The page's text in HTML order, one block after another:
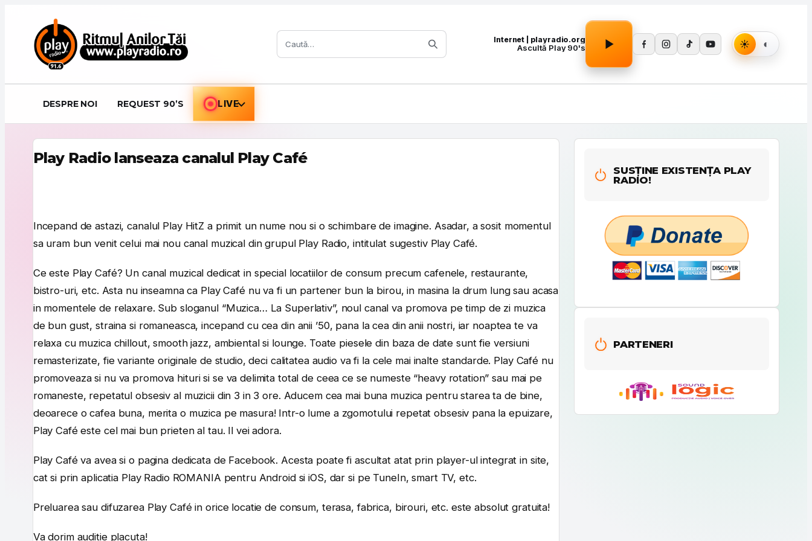
Caută: Internet | playradio.org
Ascultă Play 90's
Apasă Play pentru a porni redarea.
DESPRE NOI REQUEST 90’S LIVE
Play Radio lanseaza canalul Play Café
Incepand de astazi, canalul Play HitZ a primit un nume nou si o schimbare de imagine. Asadar, a sosit momentul
sa uram bun venit celui mai nou canal muzical din grupul Play Radio, intitulat sugestiv Play Café.
Ce este Play Café? Un canal muzical dedicat in special locatiilor de consum precum cafenele, restaurante,
bistro-uri, etc. Asta nu inseamna ca Play Café nu va fi un partener bun la birou, in masina la drum lung sau acasa
in momentele de relaxare. Sub sloganul “Muzica… La Superlativ”, noul canal va promova pe timp de zi muzica
de bun gust, straina si romaneasca, incepand cu cea din anii ’50, pana la cea din anii nostri, iar noaptea te va
relaxa cu muzica chillout, smooth jazz, ambiental si lounge. Toate piesele din baza de date sunt fie versiuni
remasterizate, fie variante originale de studio, deci calitatea audio va fi la cele mai inalte standarde. Play Café nu
promoveaza si nu va promova hituri si se va delimita total de ceea ce se numeste “heavy rotation” sau mai pe
romaneste, repetatul obsesiv al muzicii din 3 in 3 ore. Aducem cea mai buna muzica pentru starea ta de bine,
deoarece o cafea buna, merita o muzica pe masura! Intr-o lume a zgomotului repetat obsesiv pana la epuizare,
Play Café este cel mai bun prieten al tau. Il vei adora.
Play Café va avea si o pagina dedicata de Facebook. Acesta poate fi ascultat atat prin player-ul integrat in site,
cat si prin aplicatia Play Radio ROMANIA pentru Android si iOS, dar si pe TuneIn, smart TV, etc.
Preluarea sau difuzarea Play Café in orice locatie de consum, terasa, fabrica, birouri, etc. este absolut gratuita!
Va dorim auditie placuta!
SUSȚINE EXISTENȚA PLAY
RADIO!
PARTENERI